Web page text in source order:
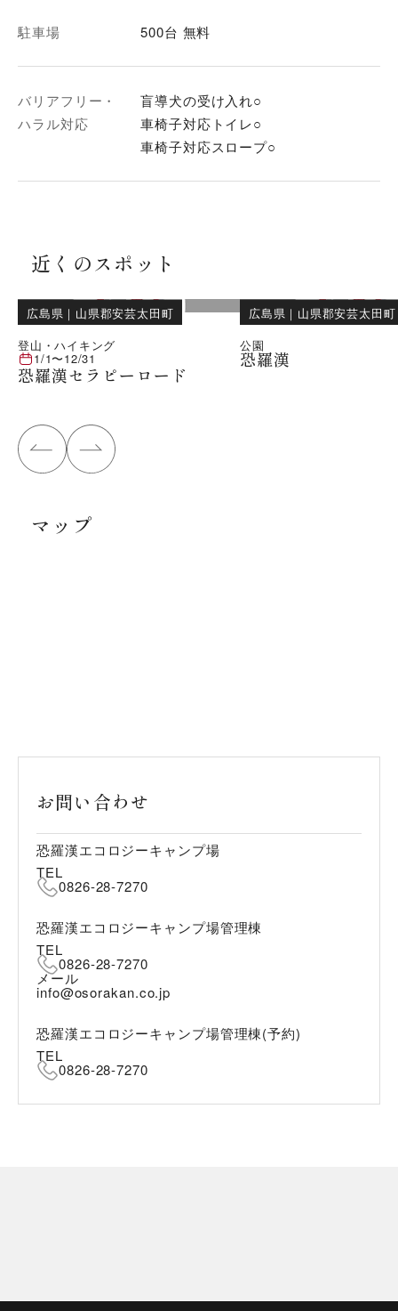
駐車場 500台 無料
バリアフリー・
ハラル対応
盲導犬の受け入れ○
車椅子対応トイレ○
車椅子対応スロープ○
近くのスポット
広島県 ｜ 山県郡安芸太田町
登山・ハイキング
1/1〜12/31
恐羅漢セラピーロード
広島県 ｜ 山県郡安芸太田町
公園
恐羅漢
マップ
お問い合わせ
恐羅漢エコロジーキャンプ場
TEL
0826-28-7270
恐羅漢エコロジーキャンプ場管理棟
TEL
0826-28-7270
メール
info@osorakan.co.jp
恐羅漢エコロジーキャンプ場管理棟(予約)
TEL
0826-28-7270